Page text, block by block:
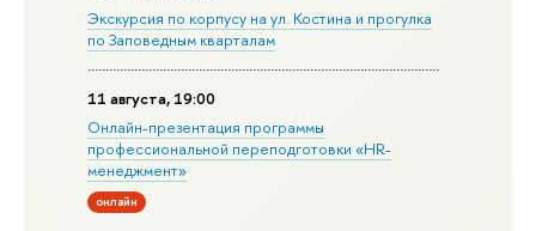
Экскурсия по корпусу на ул. Костина и прогулка
по Заповедным кварталам
11 августа, 19:00
Онлайн-презентация программы
профессиональной переподготовки «HR-
менеджмент»
онлайн